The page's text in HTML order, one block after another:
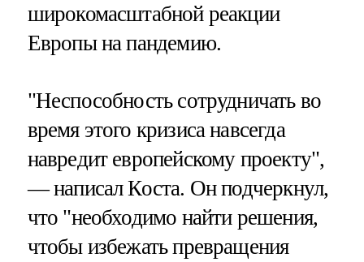
широкомасштабной реакции
Европы на пандемию.
"Неспособность сотрудничать во
время этого кризиса навсегда
навредит европейскому проекту",
— написал Коста. Он подчеркнул,
что "необходимо найти решения,
чтобы избежать превращения